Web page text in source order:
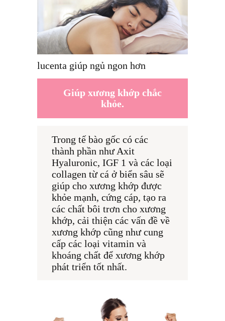
lucenta giúp ngủ ngon hơn
Giúp xương khớp chắc
khỏe.
Trong tế bào gốc có các
thành phần như Axit
Hyaluronic, IGF 1 và các loại
collagen từ cá ở biển sâu sẽ
giúp cho xương khớp được
khỏe mạnh, cứng cáp, tạo ra
các chất bôi trơn cho xương
khớp, cải thiện các vấn đề về
xương khớp cũng như cung
cấp các loại vitamin và
khoáng chất để xương khớp
phát triển tốt nhất.